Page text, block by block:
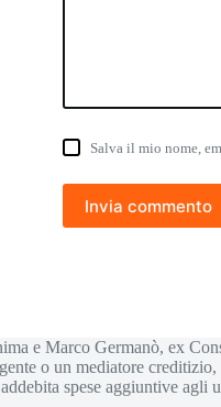
Salva il mio nome,
Invia commento
e Marco Germanò, ex
o un mediatore
spese aggiuntive agli